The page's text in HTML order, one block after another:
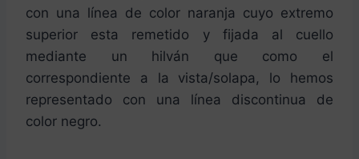
con una línea de color naranja cuyo extremo
superior esta remetido y fijada al cuello
mediante un hilván que como el
correspondiente a la vista/solapa, lo hemos
representado con una línea discontinua de
color negro.